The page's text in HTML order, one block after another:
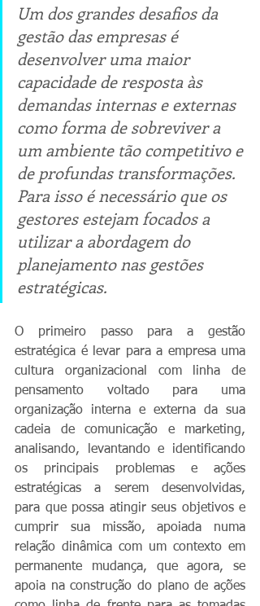
Um dos grandes desafios da
gestão das empresas é
desenvolver uma maior
capacidade de resposta às
demandas internas e externas
como forma de sobreviver a
um ambiente tão competitivo e
de profundas transformações.
Para isso é necessário que os
gestores estejam focados a
utilizar a abordagem do
planejamento nas gestões
estratégicas.
O primeiro passo para a gestão
estratégica é levar para a empresa uma
cultura organizacional com linha de
pensamento voltado para uma
organização interna e externa da sua
cadeia de comunicação e marketing,
analisando, levantando e identificando
os principais problemas e ações
estratégicas a serem desenvolvidas,
para que possa atingir seus objetivos e
cumprir sua missão, apoiada numa
relação dinâmica com um contexto em
permanente mudança, que agora, se
apoia na construção do plano de ações